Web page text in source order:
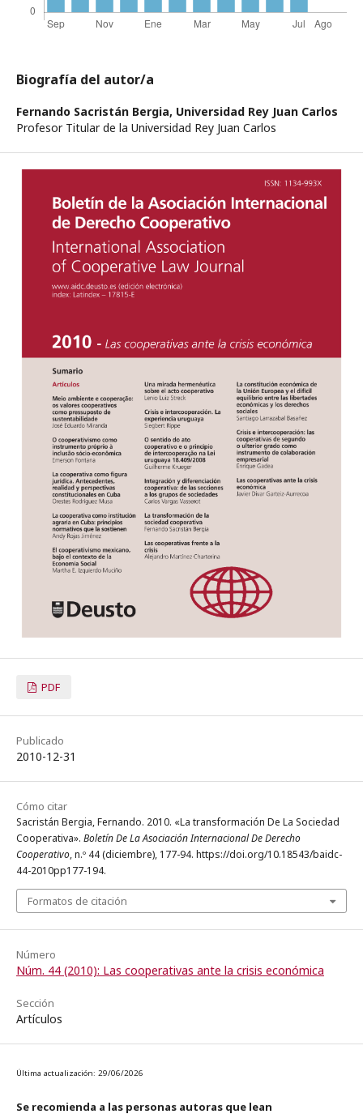
Biografía del autor/a
Fernando Sacristán Bergia, Universidad Rey Juan Carlos
Profesor Titular de la Universidad Rey Juan Carlos
PDF
Publicado
2010-12-31
Cómo citar
Sacristán Bergia, Fernando. 2010. «La transformación De La Sociedad
Cooperativa». Boletín De La Asociación Internacional De Derecho
Cooperativo, n.º 44 (diciembre), 177-94. https://doi.org/10.18543/baidc-
44-2010pp177-194.
Formatos de citación
Número
Núm. 44 (2010): Las cooperativas ante la crisis económica
Sección
Artículos
Última actualización: 29/06/2026
Se recomienda a las personas autoras que lean